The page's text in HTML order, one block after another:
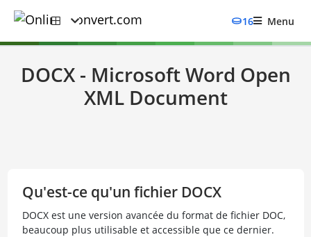
16 Menu
DOCX - Microsoft Word Open
XML Document
Qu'est-ce qu'un fichier DOCX
DOCX est une version avancée du format de fichier DOC,
beaucoup plus utilisable et accessible que ce dernier.